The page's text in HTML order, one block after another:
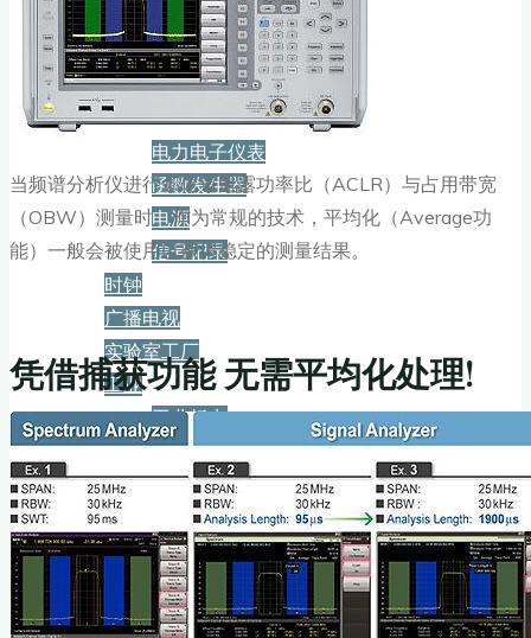
网络监测系统
国防航空航天
通用电子
示波器
电力电子仪表
函数发生器
电源
信号记录
时钟
广播电视
实验室工厂
工业
工业板卡
数据采集
服务+保障
当频谱分析仪进行邻信道泄露功率比（ACLR）与占用带宽
（OBW）测量时，作为常规的技术，平均化（Average功
能）一般会被使用以获得稳定的测量结果。
凭借捕获功能 无需平均化处理!